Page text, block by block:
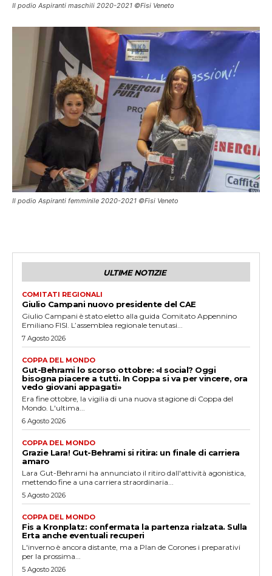
Il podio Aspiranti maschili 2020-2021 ©Fisi Veneto
Il podio Aspiranti femminile 2020-2021 ©Fisi Veneto
ULTIME NOTIZIE
COMITATI REGIONALI
Giulio Campani nuovo presidente del CAE
Giulio Campani è stato eletto alla guida Comitato Appennino
Emiliano FISI. L’assemblea regionale tenutasi...
7 Agosto 2026
COPPA DEL MONDO
Gut-Behrami lo scorso ottobre: «I social? Oggi
bisogna piacere a tutti. In Coppa si va per vincere, ora
vedo giovani appagati»
Era fine ottobre, la vigilia di una nuova stagione di Coppa del
Mondo. L'ultima...
6 Agosto 2026
COPPA DEL MONDO
Grazie Lara! Gut-Behrami si ritira: un finale di carriera
amaro
Lara Gut-Behrami ha annunciato il ritiro dall'attività agonistica,
mettendo fine a una carriera straordinaria...
5 Agosto 2026
COPPA DEL MONDO
Fis a Kronplatz: confermata la partenza rialzata. Sulla
Erta anche eventuali recuperi
L'inverno è ancora distante, ma a Plan de Corones i preparativi
per la prossima...
5 Agosto 2026